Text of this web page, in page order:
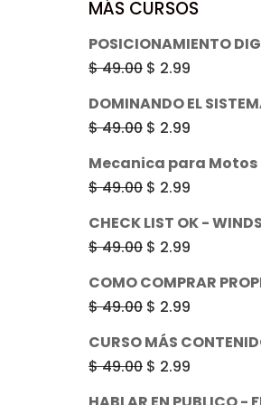
MÁS CURSOS
POSICIONAMIENTO
$49.00 El
original
era:
$ 49.00.
$ 2.99
$ 2.99.
DOMINANDO EL
$49.00 El
original
era:
$ 49.00.
$ 2.99
$ 2.99.
Mecanica para Motos
$49.00 El
original
era:
$ 49.00.
$ 2.99
$ 2.99.
CHECK LIST OK -
$49.00 El
original
era:
$ 49.00.
$ 2.99
$ 2.99.
COMO COMPRAR
$49.00 El
precio
original
era:
$ 2.99
CURSO MÁS
$49.00 El
$ 2.99